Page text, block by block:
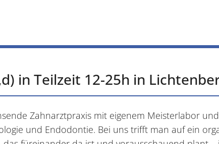
in Teilzeit 12-25h in
Zahnarztpraxis mit eigenem Meisterlabor
und Endodontie. Bei uns trifft man auf ein